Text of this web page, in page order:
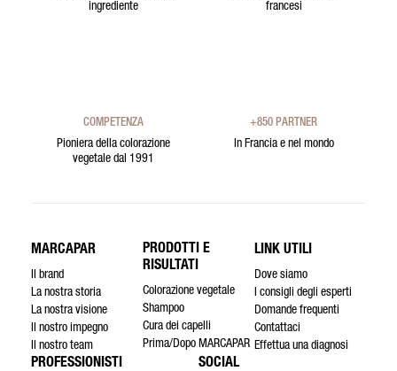
ingrediente
francesi
COMPETENZA
Pioniera della colorazione
vegetale dal 1991
+850 PARTNER
In Francia e nel mondo
MARCAPAR
Il brand
La nostra storia
La nostra visione
Il nostro impegno
Il nostro team
PRODOTTI E
RISULTATI
Colorazione vegetale
Shampoo
Cura dei capelli
Prima/Dopo MARCAPAR
LINK UTILI
Dove siamo
I consigli degli esperti
Domande frequenti
Contattaci
Effettua una diagnosi
PROFESSIONISTI SOCIAL